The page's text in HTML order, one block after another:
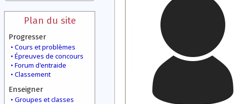
Plan du site
Progresser
Cours et problèmes
Épreuves de concours
Forum d'entraide
Classement
Enseigner
Groupes et classes